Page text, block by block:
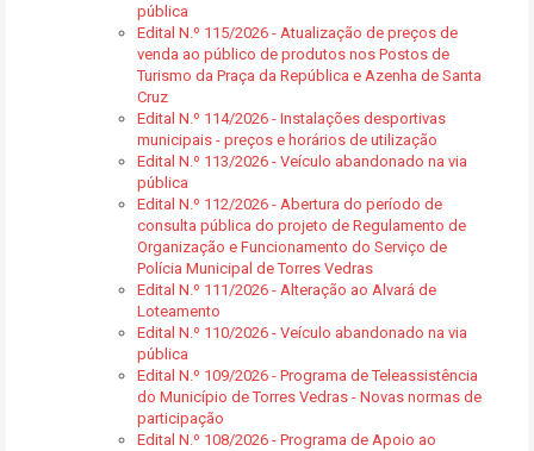
pública
Edital N.º 115/2026 - Atualização de preços de
venda ao público de produtos nos Postos de
Turismo da Praça da República e Azenha de Santa
Cruz
Edital N.º 114/2026 - Instalações desportivas
municipais - preços e horários de utilização
Edital N.º 113/2026 - Veículo abandonado na via
pública
Edital N.º 112/2026 - Abertura do período de
consulta pública do projeto de Regulamento de
Organização e Funcionamento do Serviço de
Polícia Municipal de Torres Vedras
Edital N.º 111/2026 - Alteração ao Alvará de
Loteamento
Edital N.º 110/2026 - Veículo abandonado na via
pública
Edital N.º 109/2026 - Programa de Teleassistência
do Município de Torres Vedras - Novas normas de
participação
Edital N.º 108/2026 - Programa de Apoio ao